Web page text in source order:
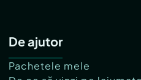
De ajutor
Pachetele mele